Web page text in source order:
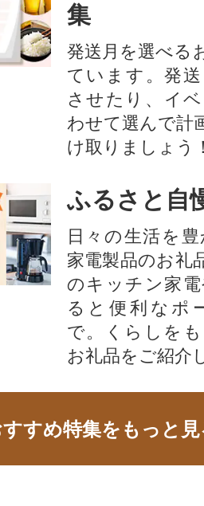
集
発送月を選べる
ています。発
させたり、イ
わせて選んで計
け取りましょう
ふるさと自
日々の生活を
家電製品のお礼
のキッチン家
ると便利なポ
で。くらしを
お礼品をご紹介
すすめ特集をもっと